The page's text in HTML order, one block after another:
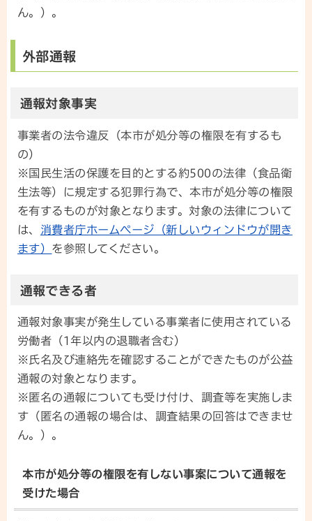
ん。）。
外部通報
通報対象事実
事業者の法令違反（本市が処分等の権限を有するも
の）
※国民生活の保護を目的とする約500の法律（食品衛
生法等）に規定する犯罪行為で、本市が処分等の権限
を有するものが対象となります。対象の法律について
は、 消費者庁ホームページ（新しいウィンドウが開き
ます） を参照してください。
通報できる者
通報対象事実が発生している事業者に使用されている
労働者（1年以内の退職者含む）
※氏名及び連絡先を確認することができたものが公益
通報の対象となります。
※匿名の通報についても受け付け、調査等を実施しま
す（匿名の通報の場合は、調査結果の回答はできませ
ん。）。
本市が処分等の権限を有しない事案について通報を
受けた場合